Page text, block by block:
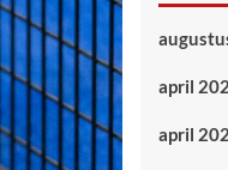
april
april